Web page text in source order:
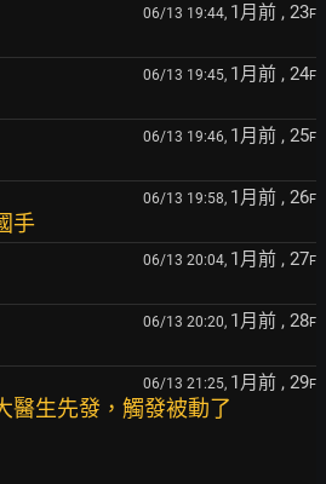
06/13 19:44, 1月前 , 23F
06/13 19:45, 1月前 , 24F
06/13 19:46, 1月前 , 25F
06/13 19:58, 1月前 , 26F
手
06/13 20:04, 1月前 , 27F
06/13 20:20, 1月前 , 28F
06/13 21:25, 1月前 , 29F
醫生先發，觸發被動了